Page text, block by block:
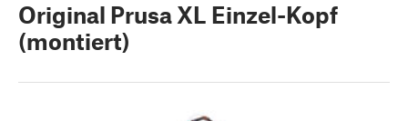
Original Prusa XL Einzel-Kopf
(montiert)